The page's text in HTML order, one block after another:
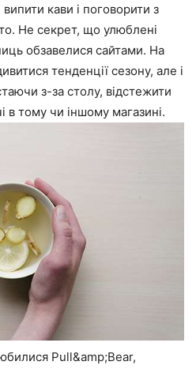
кави і поговорити з
Не секрет, що улюблені
обзавелися сайтами. На
тенденції сезону, але і
з-за столу, відстежити
в тому чи іншому магазині.
Pull&amp;Bear,